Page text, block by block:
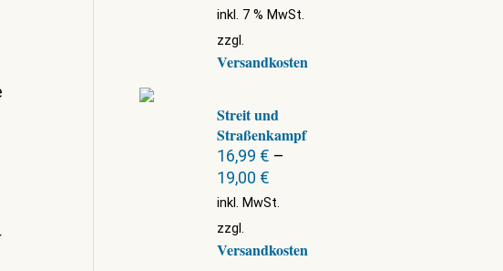
inkl. 7 % MwSt.
zzgl.
Versandkosten
Streit und
Straßenkampf
16,99 € –
19,00 €
inkl. MwSt.
zzgl.
Versandkosten